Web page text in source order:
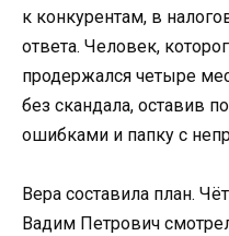
к конкурентам, в
ответа. Человек,
продержался четыре
без скандала, оставив
ошибками и папку с
Вера составила план.
Вадим Петрович